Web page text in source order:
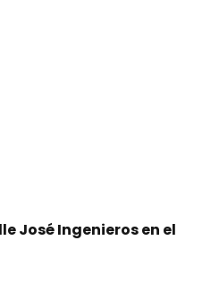
José Ingenieros en el